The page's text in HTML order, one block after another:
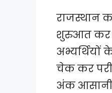
राजस्थान
शुरुआत कर
अभ्यर्थियों
चेक कर
अंक आसानी